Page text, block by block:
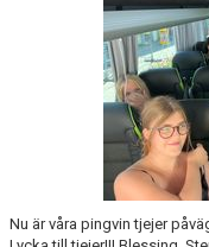
Nu är våra pingvin tjejer